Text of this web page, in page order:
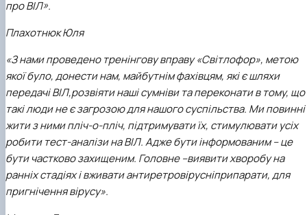
про ВІЛ».
Плахотнюк Юля
«З нами проведено тренінгову вправу «Світлофор», метою
якої було, донести нам, майбутнім фахівцям, які є шляхи
передачі ВІЛ,розвіяти наші сумніви та переконати в тому, що
такі люди не є загрозою для нашого суспільства. Ми повинні
жити з ними пліч-о-пліч, підтримувати їх, стимулювати усіх
робити тест-аналізи на ВІЛ. Адже бути інформованим – це
бути частково захищеним. Головне –виявити хворобу на
ранніх стадіях і вживати антиретровірусніприпарати, для
пригнічення вірусу».